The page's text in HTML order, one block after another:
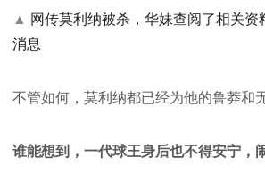
▲ 网传莫利纳被杀，华妹查阅了相关资
消息
不管如何，莫利纳都已经为他的鲁莽和
谁能想到，一代球王身后也不得安宁，